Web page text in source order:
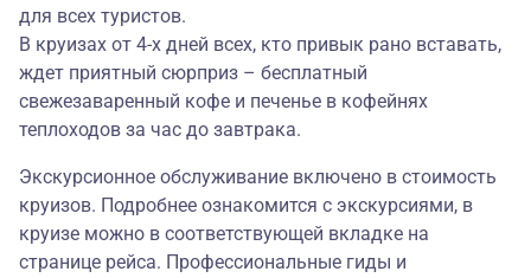
для всех туристов.
В круизах от 4-х дней всех, кто привык рано вставать,
ждет приятный сюрприз – бесплатный
свежезаваренный кофе и печенье в кофейнях
теплоходов за час до завтрака.
Экскурсионное обслуживание включено в стоимость
круизов. Подробнее ознакомится с экскурсиями, в
круизе можно в соответствующей вкладке на
странице рейса. Профессиональные гиды и